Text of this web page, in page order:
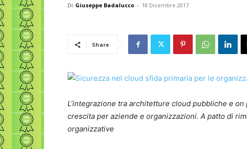
Di Giuseppe Badalucco - 18 Dicembre 2017
Share
L’integrazione tra architetture cloud pubbliche e
crescita per aziende e organizzazioni. A patto di
organizzative